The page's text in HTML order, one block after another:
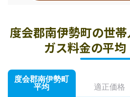
度会郡南伊勢町の世
ガス料金の平均
度会郡南伊勢町
平均
適正価格